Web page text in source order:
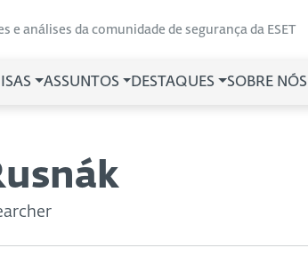
e análises da comunidade de segurança da ESET
ASSUNTOS DESTAQUES SOBRE NÓS